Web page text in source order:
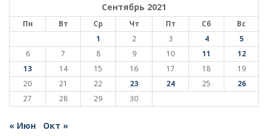
Сентябрь 2021
Пн Вт Ср Чт Пт Сб
Вс
1
2 3 4
5
6
7 8 9 10 11
12
13
14 15 16 17 18
19
20
21 22 23 24 25
26
27
28 29 30
« Июн Окт »